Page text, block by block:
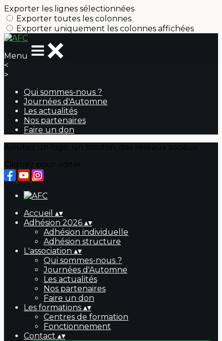
Exporter les lignes sélectionnées
Exporter toutes les colonnes
Exporter uniquement les colonnes affichées
Menu
<
>
Qui sommes-nous ?
Journées d'Automne
Les actualités
Nos partenaires
Faire un don
Accueil ▴▾
Adhésion 2026 ▴▾
Adhésion individuelle
Adhésion structure
L'association ▴▾
Qui sommes-nous ?
Journées d'Automne
Les actualités
Nos partenaires
Faire un don
Les formations ▴▾
Centres de formation
Fonctionnement
Contact ▴▾